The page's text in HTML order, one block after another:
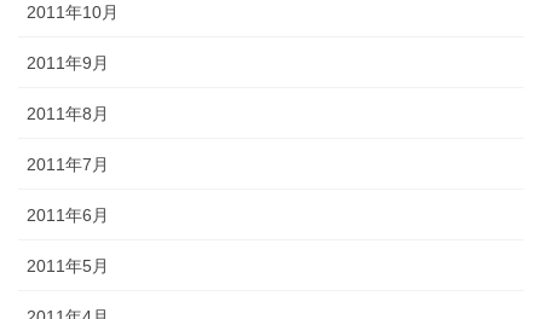
2011年10月
2011年9月
2011年8月
2011年7月
2011年6月
2011年5月